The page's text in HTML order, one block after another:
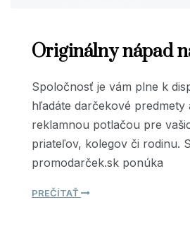
Originálny nápad
Spoločnosť je vám plne k
hľadáte darčekové predmety
reklamnou potlačou pre
priateľov, kolegov či rodinu.
promodarček.sk ponúka
PREČÍTAŤ